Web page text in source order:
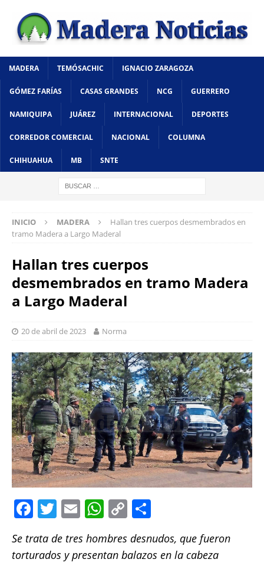
MADERA TEMÓSACHIC IGNACIO ZARAGOZA
GÓMEZ FARÍAS CASAS GRANDES NCG GUERRERO
NAMIQUIPA JUÁREZ INTERNACIONAL DEPORTES
CORREDOR COMERCIAL NACIONAL COLUMNA
CHIHUAHUA MB SNTE
INICIO MADERA
Hallan tres cuerpos desmembrados en
tramo Madera a Largo Maderal
Hallan tres cuerpos
desmembrados en tramo Madera
a Largo Maderal
20 de abril de 2023 Norma
F
c
T
w
it
E
m
ai
W
h
at
C
o
p a
Se trata de tres hombres desnudos, que fueron
torturados y presentan balazos en la cabeza